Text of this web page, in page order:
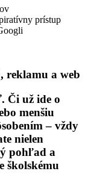
prístup
reklamu a web
Či už ide o
menšiu
– vždy
nielen
pohľad a
školskému